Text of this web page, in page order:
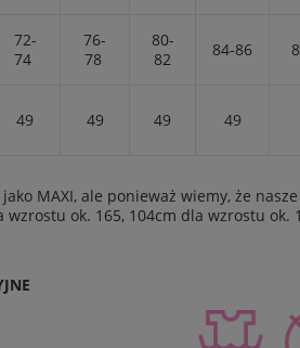
72-
74
76-
78
80-
82
84-86
49 49 49 49
jako MAXI, ale ponieważ wiemy, że
wzrostu ok. 165, 104cm dla wzrostu ok.